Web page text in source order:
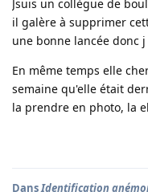
Jsuis un collègue de
il galère à supprimer
une bonne lancée donc
En même temps elle
semaine qu'elle était
la prendre en photo, la
DansIdentification